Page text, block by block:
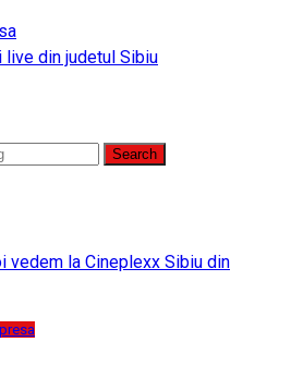
live din judetul Sibiu